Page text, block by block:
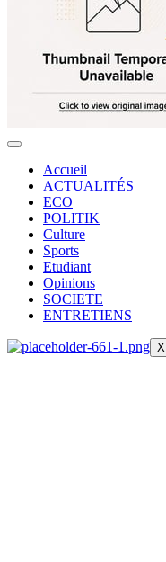
Accueil
ACTUALITÉS
ECO
POLITIK
Culture
Sports
Etudiant
Opinions
SOCIETE
ENTRETIENS
X